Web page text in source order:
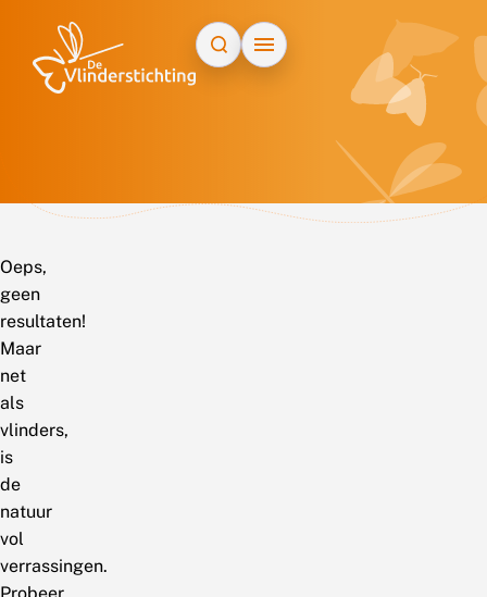
Oeps,
geen
resultaten!
Maar
net
als
vlinders,
is
de
natuur
vol
verrassingen.
Probeer